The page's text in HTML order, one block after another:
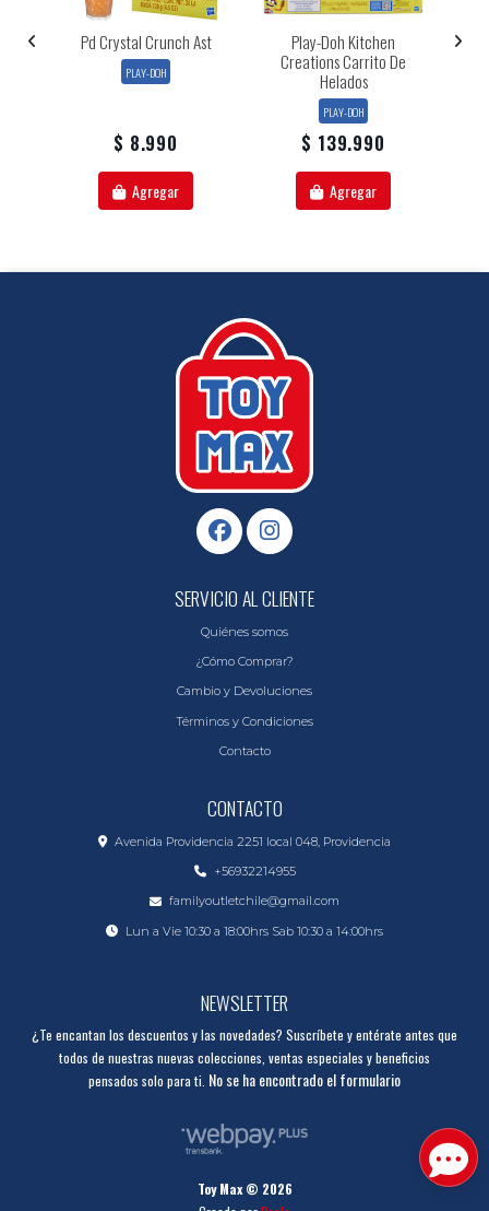
Pd Crystal Crunch Ast
PLAY-DOH
$ 8.990
Agregar
Play-Doh Kitchen
Creations Carrito De
Helados
PLAY-DOH
$ 139.990
Agregar
SERVICIO AL CLIENTE
Quiénes somos
¿Cómo Comprar?
Cambio y Devoluciones
Términos y Condiciones
Contacto
CONTACTO
Avenida Providencia 2251 local 048, Providencia
+56932214955
familyoutletchile@gmail.com
Lun a Vie 10:30 a 18:00hrs Sab 10:30 a 14:00hrs
NEWSLETTER
¿Te encantan los descuentos y las novedades? Suscríbete y entérate antes que
todos de nuestras nuevas colecciones, ventas especiales y beneficios
pensados solo para ti. No se ha encontrado el formulario
Toy Max © 2026